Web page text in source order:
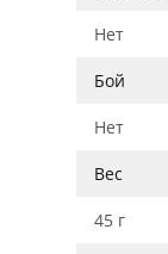
Нет
Бой
Нет
Вес
45 г